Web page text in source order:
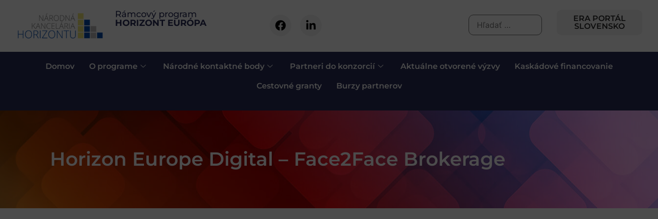
Rámcový program
HORIZONT EURÓPA
ERA PORTÁL
SLOVENSKO
Domov O programe Národné kontaktné body Partneri do konzorcií Aktuálne otvorené výzvy Kaskádové financovanie
Cestovné granty Burzy partnerov
Horizon Europe Digital – Face2Face Brokerage